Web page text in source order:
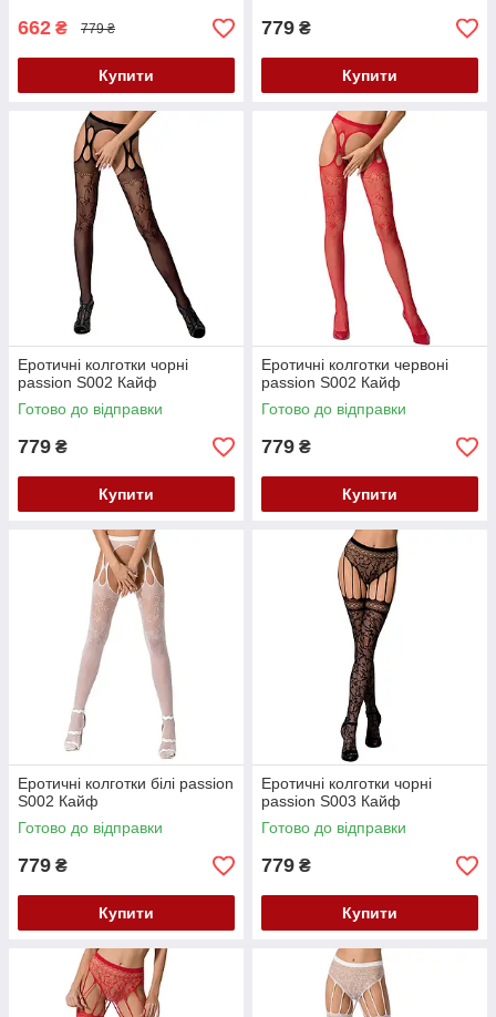
662 ₴ 779 ₴
Купити
779 ₴
Купити
Еротичні колготки чорні
passion S002 Кайф
Готово до відправки
779 ₴
Купити
Еротичні колготки червоні
passion S002 Кайф
Готово до відправки
779 ₴
Купити
Еротичні колготки білі passion
S002 Кайф
Готово до відправки
779 ₴
Купити
Еротичні колготки чорні
passion S003 Кайф
Готово до відправки
779 ₴
Купити